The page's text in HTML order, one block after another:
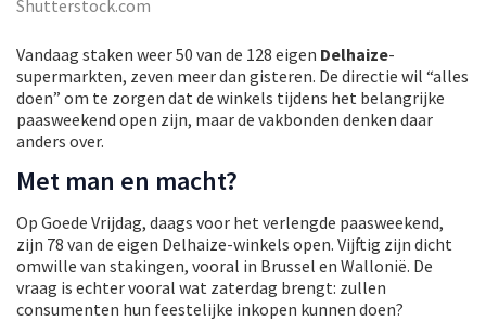
Shutterstock.com
Vandaag staken weer 50 van de 128 eigen Delhaize-
supermarkten, zeven meer dan gisteren. De directie wil “alles
doen” om te zorgen dat de winkels tijdens het belangrijke
paasweekend open zijn, maar de vakbonden denken daar
anders over.
Met man en macht?
Op Goede Vrijdag, daags voor het verlengde paasweekend,
zijn 78 van de eigen Delhaize-winkels open. Vijftig zijn dicht
omwille van stakingen, vooral in Brussel en Wallonië. De
vraag is echter vooral wat zaterdag brengt: zullen
consumenten hun feestelijke inkopen kunnen doen?